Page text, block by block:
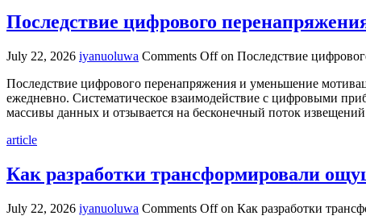
Последствие цифрового
July 22, 2026 iyanuoluwa Comments Offon Последствие
Последствие цифрового перенапряжения и уменьшение
ежедневно. Систематическое взаимодействие с цифровыми
массивы данных и отзывается на бесконечный поток
article
Как разработки трансформировали
July 22, 2026 iyanuoluwa Comments Offon Как разработки